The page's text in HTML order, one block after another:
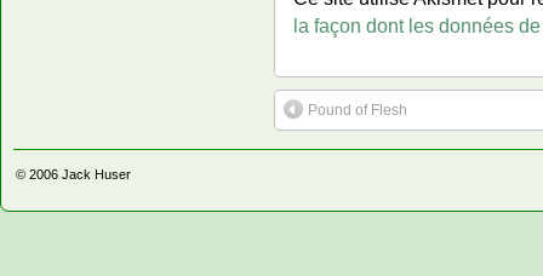
la façon dont les données
Pound of Flesh
© 2006 Jack Huser